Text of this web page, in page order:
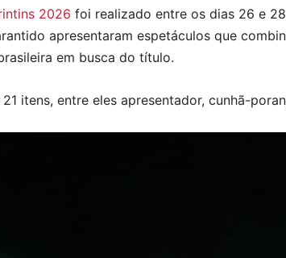
2026 foi realizado entre os dias 26 e
apresentaram espetáculos que
em busca do título.
itens, entre eles apresentador, cunhã-